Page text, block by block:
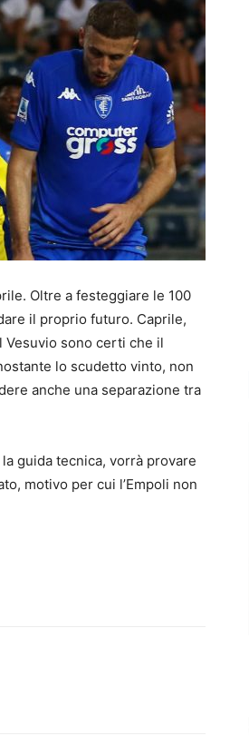
Oltre a festeggiare le 100
il proprio futuro. Caprile,
Vesuvio sono certi che il
lo scudetto vinto, non
anche una separazione tra
guida tecnica, vorrà provare
motivo per cui l’Empoli non